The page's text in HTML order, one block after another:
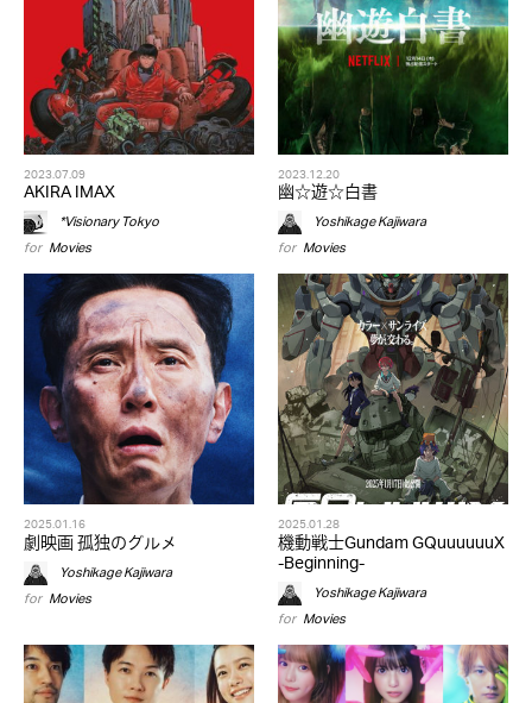
2023.07.09
AKIRA IMAX
*Visionary Tokyo
for Movies
2023.12.20
幽☆遊☆白書
Yoshikage Kajiwara
for Movies
2025.01.16
劇映画 孤独のグルメ
Yoshikage Kajiwara
for Movies
2025.01.28
機動戦士Gundam GQuuuuuuX
-Beginning-
Yoshikage Kajiwara
for Movies